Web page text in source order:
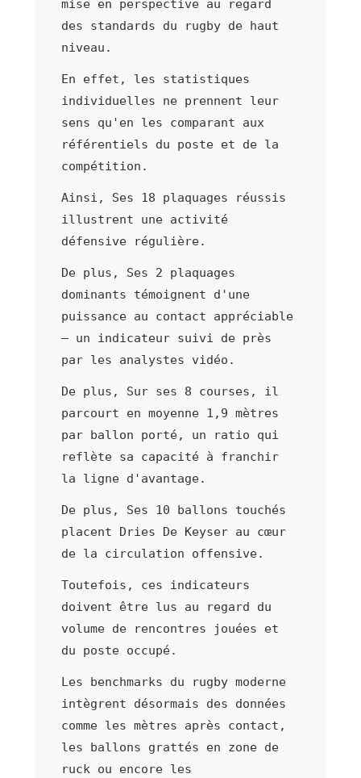
mise en perspective au regard
des standards du rugby de haut
niveau.
En effet, les statistiques
individuelles ne prennent leur
sens qu'en les comparant aux
référentiels du poste et de la
compétition.
Ainsi, Ses 18 plaquages réussis
illustrent une activité
défensive régulière.
De plus, Ses 2 plaquages
dominants témoignent d'une
puissance au contact appréciable
— un indicateur suivi de près
par les analystes vidéo.
De plus, Sur ses 8 courses, il
parcourt en moyenne 1,9 mètres
par ballon porté, un ratio qui
reflète sa capacité à franchir
la ligne d'avantage.
De plus, Ses 10 ballons touchés
placent Dries De Keyser au cœur
de la circulation offensive.
Toutefois, ces indicateurs
doivent être lus au regard du
volume de rencontres jouées et
du poste occupé.
Les benchmarks du rugby moderne
intègrent désormais des données
comme les mètres après contact,
les ballons grattés en zone de
ruck ou encore les